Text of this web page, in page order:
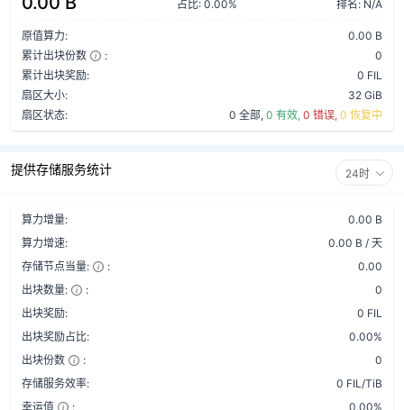
占比: 0.00% 排名: N/A
原值算力:
0.00 B
累计出块份数
:
0
累计出块奖励:
0 FIL
扇区大小:
32 GiB
扇区状态:
0 全部, 0 有效, 0 错误, 0 恢复中
提供存储服务统计 24时
算力增量:
0.00 B
算力增速:
0.00 B / 天
存储节点当量:
:
0.00
出块数量:
:
0
出块奖励:
0 FIL
出块奖励占比:
0.00%
出块份数
:
0
存储服务效率:
0 FIL/TiB
幸运值
: 0.00%